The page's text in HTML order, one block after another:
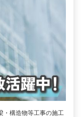
・構造物等工事の施工